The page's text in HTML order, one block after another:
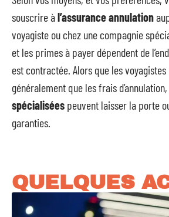
souscrire àl’assurance annulation
voyagiste ou chez une compagnie
et les primes à payer dépendent de
est contractée. Alors que les voyagistes
généralement que les frais
spécialisées peuvent laisser la porte
garanties.
QUELQUES